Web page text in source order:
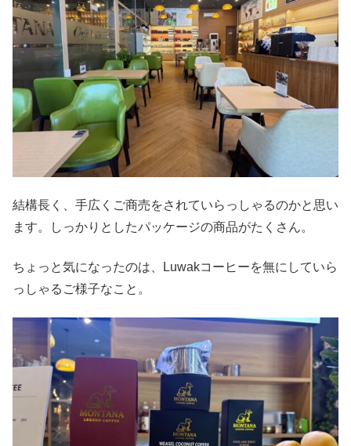
結構長く、手広くご商売をされていらっしゃるのかと思い
ます。しっかりとしたパッケージの商品がたくさん。
ちょっと気になったのは、Luwakコーヒーを無にしていら
っしゃるご様子なこと。